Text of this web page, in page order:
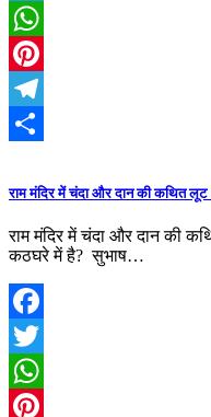
Twitter
WhatsApp
Pinterest
Telegram
राम मंदिर में चंदा और दान की कथित लूट
राम मंदिर में चंदा और दान की
कठघरे में है? सुभाष…
Facebook
Twitter
WhatsApp